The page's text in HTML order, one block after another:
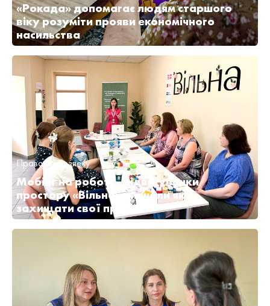
«Рокада» допомагає людям старшого
віку розуміти прояви економічного
насильства
Право на безпеку
Мобінг на роботі – відвідувачки
простору «Вільна» вивчали як
захищати свої права